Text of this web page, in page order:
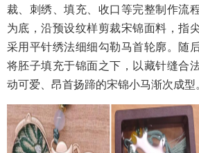
裁、刺绣、填充、收口等完整制作流
为底，沿预设纹样剪裁宋锦面料，指
采用平针绣法细细勾勒马首轮廓。随
将胚子填充于锦面之下，以藏针缝合
动可爱、昂首扬蹄的宋锦小马渐次成型